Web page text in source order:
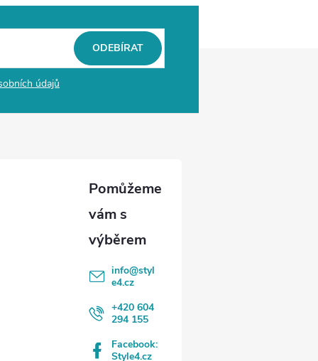
údajů
ODEBÍRAT
info@styl
e4.cz
+420 604
294 155
Facebook:
Style4.cz